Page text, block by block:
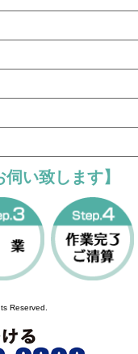
い致します】
Reserved.